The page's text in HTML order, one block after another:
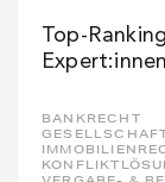
Top-
BANKRECHT